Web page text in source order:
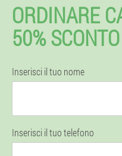
ORDINARE
50% SCONTO
Inserisci il tuo nome
Inserisci il tuo telefono